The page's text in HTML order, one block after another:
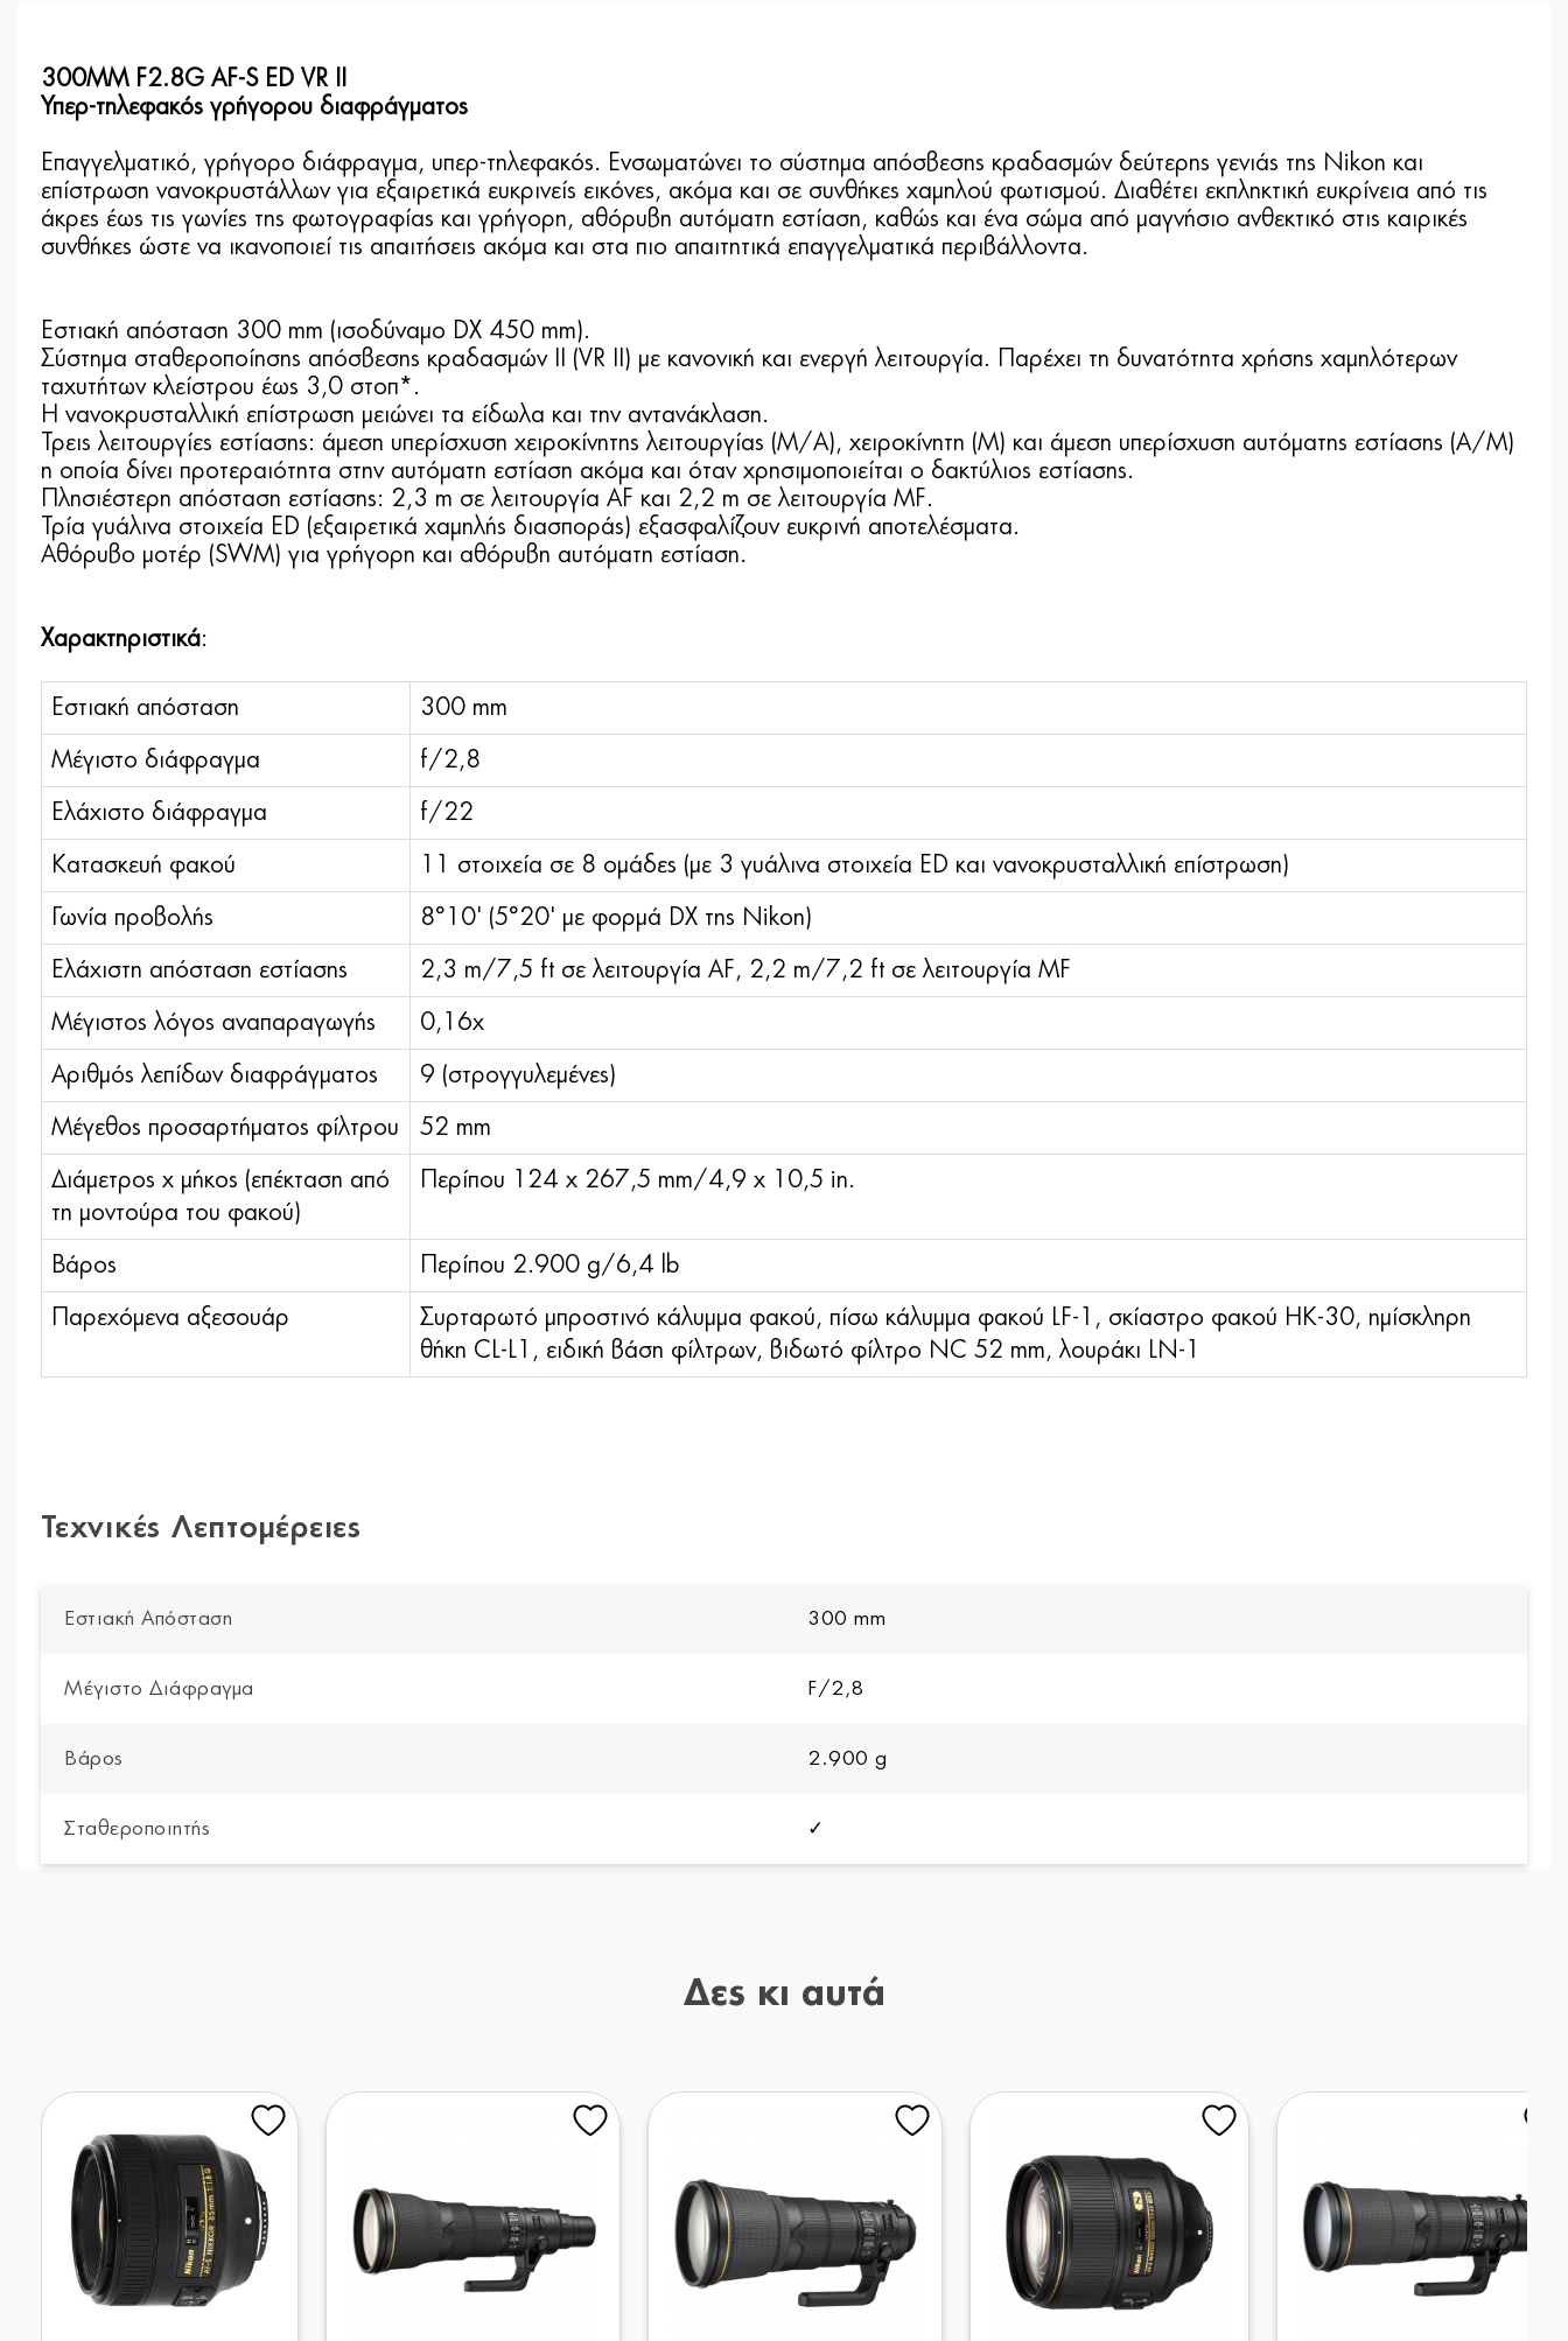
300MM F2.8G AF-S ED VR II
Υπερ-τηλεφακός γρήγορου διαφράγματος
Επαγγελματικό, γρήγορο διάφραγμα, υπερ-τηλεφακός. Ενσωματώνει το σύστημα απόσβεσης κραδασμών δεύτερης γενιάς της Nikon και
επίστρωση νανοκρυστάλλων για εξαιρετικά ευκρινείς εικόνες, ακόμα και σε συνθήκες χαμηλού φωτισμού. Διαθέτει εκπληκτική ευκρίνεια από τις
άκρες έως τις γωνίες της φωτογραφίας και γρήγορη, αθόρυβη αυτόματη εστίαση, καθώς και ένα σώμα από μαγνήσιο ανθεκτικό στις καιρικές
συνθήκες ώστε να ικανοποιεί τις απαιτήσεις ακόμα και στα πιο απαιτητικά επαγγελματικά περιβάλλοντα.
Εστιακή απόσταση 300 mm (ισοδύναμο DX 450 mm).
Σύστημα σταθεροποίησης απόσβεσης κραδασμών ΙΙ (VR II) με κανονική και ενεργή λειτουργία. Παρέχει τη δυνατότητα χρήσης χαμηλότερων
ταχυτήτων κλείστρου έως 3,0 στοπ*.
Η νανοκρυσταλλική επίστρωση μειώνει τα είδωλα και την αντανάκλαση.
Τρεις λειτουργίες εστίασης: άμεση υπερίσχυση χειροκίνητης λειτουργίας (M/A), χειροκίνητη (M) και άμεση υπερίσχυση αυτόματης εστίασης (A/M)
η οποία δίνει προτεραιότητα στην αυτόματη εστίαση ακόμα και όταν χρησιμοποιείται ο δακτύλιος εστίασης.
Πλησιέστερη απόσταση εστίασης: 2,3 m σε λειτουργία AF και 2,2 m σε λειτουργία MF.
Τρία γυάλινα στοιχεία ED (εξαιρετικά χαμηλής διασποράς) εξασφαλίζουν ευκρινή αποτελέσματα.
Αθόρυβο μοτέρ (SWM) για γρήγορη και αθόρυβη αυτόματη εστίαση.
Χαρακτηριστικά:
Εστιακή απόσταση 300 mm
Μέγιστο διάφραγμα f/2,8
Ελάχιστο διάφραγμα f/22
Κατασκευή φακού 11 στοιχεία σε 8 ομάδες (με 3 γυάλινα στοιχεία ED και νανοκρυσταλλική επίστρωση)
Γωνία προβολής 8°10' (5°20' με φορμά DX της Nikon)
Ελάχιστη απόσταση εστίασης 2,3 m/7,5 ft σε λειτουργία AF, 2,2 m/7,2 ft σε λειτουργία MF
Μέγιστος λόγος αναπαραγωγής 0,16x
Αριθμός λεπίδων διαφράγματος 9 (στρογγυλεμένες)
Μέγεθος προσαρτήματος φίλτρου 52 mm
Διάμετρος x μήκος (επέκταση από
τη μοντούρα του φακού)
Περίπου 124 x 267,5 mm/4,9 x 10,5 in.
Βάρος Περίπου 2.900 g/6,4 lb
Παρεχόμενα αξεσουάρ
Συρταρωτό μπροστινό κάλυμμα φακού, πίσω κάλυμμα φακού LF-1, σκίαστρο φακού HK-30, ημίσκληρη
θήκη CL-L1, ειδική βάση φίλτρων, βιδωτό φίλτρο NC 52 mm, λουράκι LN-1
Τεχνικές Λεπτομέρειες
Εστιακή Απόσταση 300 mm
Μέγιστο Διάφραγμα F/2,8
Βάρος 2.900 g
Σταθεροποιητής ✓
Δες κι αυτά